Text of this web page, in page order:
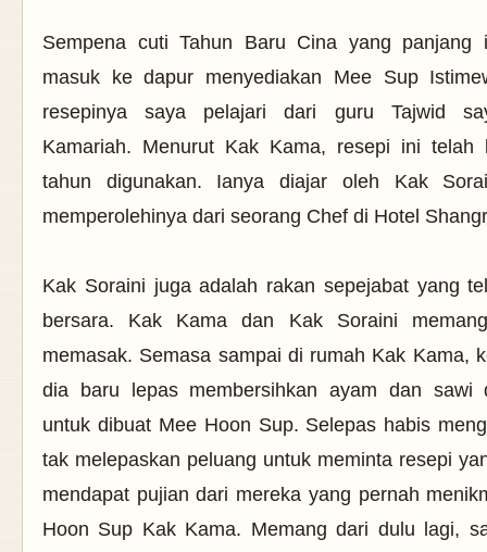
Sempena cuti Tahun Baru Cina yang panjang
masuk ke dapur menyediakan Mee Sup
resepinya saya pelajari dari guru Tajwid
Kamariah. Menurut Kak Kama, resepi ini telah
tahun digunakan. Ianya diajar oleh Kak
memperolehinya dari seorang Chef di Hotel
Kak Soraini juga adalah rakan sepejabat yang
bersara. Kak Kama dan Kak Soraini
memasak. Semasa sampai di rumah Kak Kama,
dia baru lepas membersihkan ayam dan sawi
untuk dibuat Mee Hoon Sup. Selepas habis
tak melepaskan peluang untuk meminta resepi
mendapat pujian dari mereka yang pernah
Hoon Sup Kak Kama. Memang dari dulu lagi,